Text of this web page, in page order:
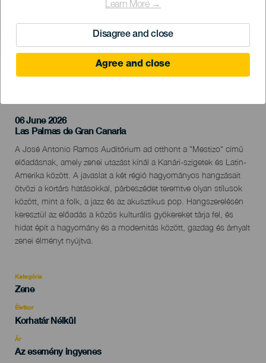
Learn More →
Disagree and close
Agree and close
06 June 2026
Localidad
Las Palmas de Gran Canaria
Descripción
del
evento
A José Antonio Ramos Auditórium ad otthont a "Mestizo" című
előadásnak, amely zenei utazást kínál a Kanári-szigetek és Latin-
Amerika között. A javaslat a két régió hagyományos hangzásait
ötvözi a kortárs hatásokkal, párbeszédet teremtve olyan stílusok
között, mint a folk, a jazz és az akusztikus pop. Hangszerelésén
keresztül az előadás a közös kulturális gyökereket tárja fel, és
hidat épít a hagyomány és a modernitás között, gazdag és árnyalt
zenei élményt nyújtva.
Kategória
Categoría
evento
Zene
Életkor
Edad
Korhatár Nélkül
Ár
Az esemény ingyenes